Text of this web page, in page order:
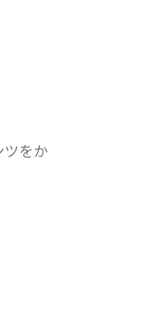
をか